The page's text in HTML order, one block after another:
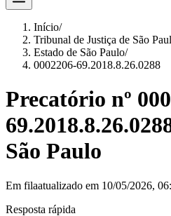
Início/
Tribunal de Justiça de São
Estado de São Paulo/
0002206-69.2018.8.26.0288
Precatório nº
São Paulo
Em filaatualizado em 10/05/2026,
Resposta rápida